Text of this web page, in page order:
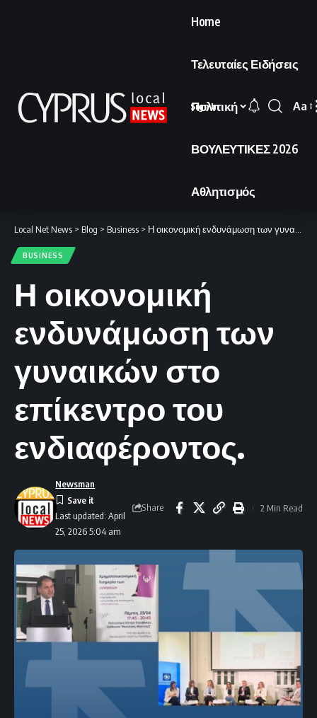
Home
Τελευταίες Ειδήσεις
Πολιτική
ΒΟΥΛΕΥΤΙΚΕΣ 2026
Αθλητισμός
Sign In
Font
Aa
Local Net News > Blog > Business > Η οικονομική ενδυνάμωση των γυναικών στο επίκεντρο του ενδιαφέροντος.
BUSINESS
Η οικονομική
ενδυνάμωση των
γυναικών στο
επίκεντρο του
ενδιαφέροντος.
Last updated: April
25, 2026 5:04 am
Newsman
Share 2 Min Read